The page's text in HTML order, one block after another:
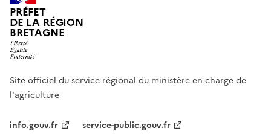
PRÉFET
DE LA RÉGION
BRETAGNE
Site officiel du service régional du ministère en charge de
l'agriculture
info.gouv.fr service-public.gouv.fr